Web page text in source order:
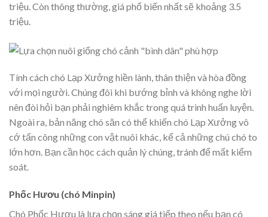
triệu. Còn thông thường, giá phổ biến nhất sẽ khoảng 3.5
triệu.
Tính cách chó Lạp Xưởng hiền lành, thân thiện và hòa đồng
với mọi người. Chúng đôi khi bướng bỉnh và không nghe lời
nên đòi hỏi bạn phải nghiêm khắc trong quá trình huấn luyện.
Ngoài ra, bản năng chó săn có thể khiến chó Lạp Xưởng vô
cớ tấn công những con vật nuôi khác, kể cả những chú chó to
lớn hơn. Bạn cần học cách quản lý chúng, tránh để mất kiểm
soát.
Phốc Hươu (chó Minpin)
Chó Phốc Hươu là lựa chọn sáng giá tiếp theo nếu bạn có